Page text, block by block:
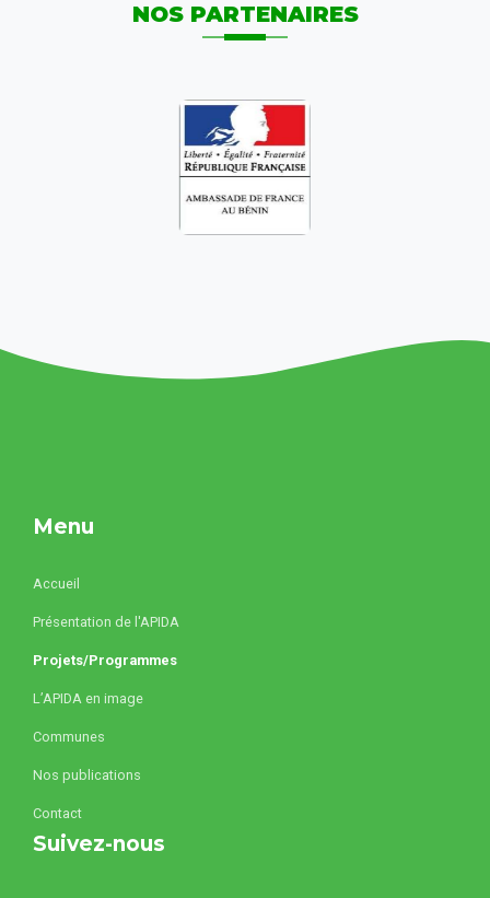
NOS PARTENAIRES
Menu
Accueil
Présentation de l'APIDA
Projets/Programmes
L’APIDA en image
Communes
Nos publications
Contact
Suivez-nous